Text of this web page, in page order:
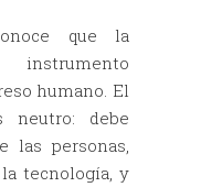
que la
humano. El
neutro: debe
las personas,
tecnología, y